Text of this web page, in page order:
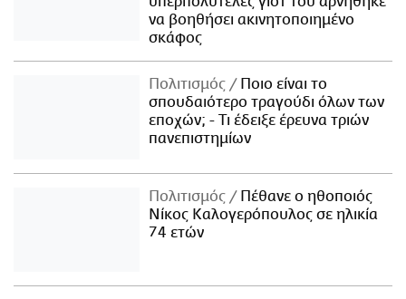
να βοηθήσει ακινητοποιημένο
σκάφος
Πολιτισμός
Ποιο είναι το
σπουδαιότερο τραγούδι όλων των
εποχών; - Τι έδειξε έρευνα τριών
πανεπιστημίων
Πολιτισμός
Πέθανε ο ηθοποιός
Νίκος Καλογερόπουλος σε ηλικία
74 ετών